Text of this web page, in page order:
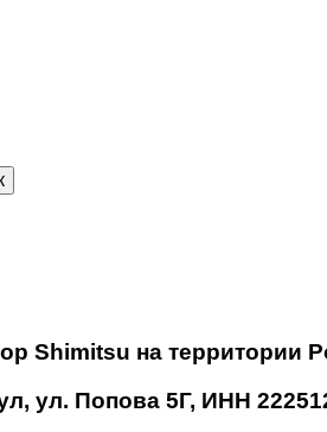
Shimitsu на территории
ул. Попова 5Г, ИНН